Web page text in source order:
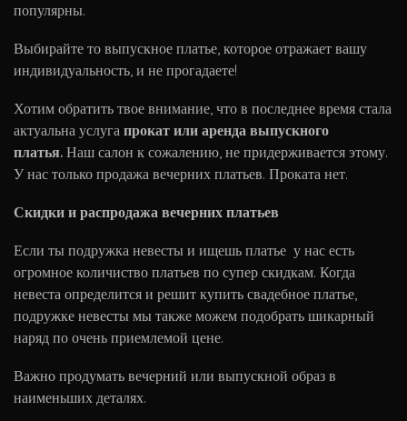
популярны.
Выбирайте то выпускное платье, которое отражает вашу
индивидуальность, и не прогадаете!
Хотим обратить твое внимание, что в последнее время стала
актуальна услуга прокат или аренда выпускного
платья. Наш салон к сожалению, не придерживается этому.
У нас только продажа вечерних платьев. Проката нет.
Скидки и распродажа вечерних платьев
Если ты подружка невесты и ищешь платье у нас есть
огромное количиство платьев по супер скидкам. Когда
невеста определится и решит купить свадебное платье,
подружке невесты мы также можем подобрать шикарный
наряд по очень приемлемой цене.
Важно продумать вечерний или выпускной образ в
наименьших деталях.